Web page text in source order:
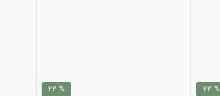
% 22
% 22